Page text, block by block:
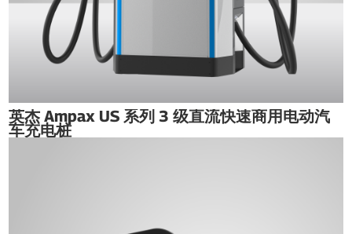
英杰 Ampax US 系列 3 级直流快速商用电动汽
车充电桩